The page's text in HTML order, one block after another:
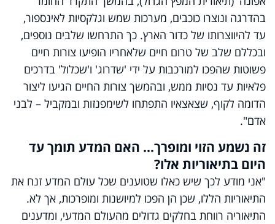
בהדרגה ונוצרו כוכבים, מערכות שמש וגלקסיות לאינספור,
עד להיווצרותו של כדור הארץ. כך התרחשו שלבים נוספים,
ובכללם שלב של טרום חיים שלאחריו הופיעו צורות חיים
פשוטות שהפכו למורכבות על ידי 'שדרוג' ו'שכלול' בדרכים
פלאיות עד נסיות ממש, ובהמשך צורות החיים הגיעו ליצור
הדומה לקוף, שצאצאיו התפתחו לשימפנזות ובמקביל – לבני
אדם".
זה נשמע הזוי ומופרך... האם המדע תומך עד
היום בתיאוריות אלו?
"אני מודע לכך שיש כאלו שטוענים שכל עולם המדע זנח את
התיאוריות הללו, שכן הן הפכו למיושנות ומופרכות, אך לא.
התיאוריה רווחת בחלקים גדולים מהעולם המדעי, ומדענים